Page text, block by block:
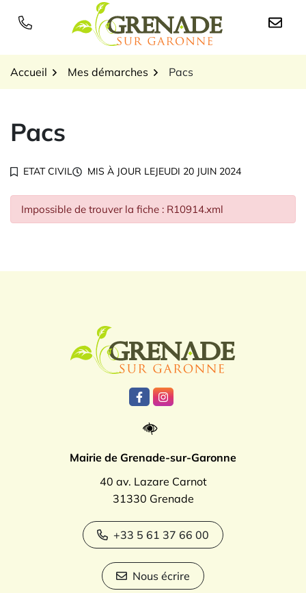
Logo Grenade sur
Accueil Mes démarches Pacs
Pacs
ETAT CIVIL MIS À JOUR LEJEUDI 20 JUIN 2024
Impossible de trouver la fiche : R10914.xml
Lien vers le compte Facebook
Lien vers le compte
Mairie de Grenade-sur-Garonne
40 av. Lazare Carnot
31330 Grenade
+33 5 61 37 66 00
Nous écrire